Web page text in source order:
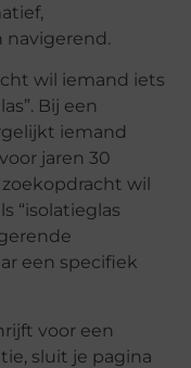
navigerend.
wil iemand iets
Bij een
iemand
jaren 30
wil
“isolatieglas
een specifiek
voor een
sluit je pagina